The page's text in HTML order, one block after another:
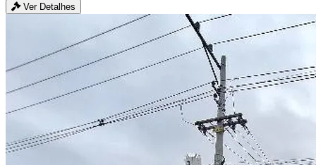
Ver Detalhes